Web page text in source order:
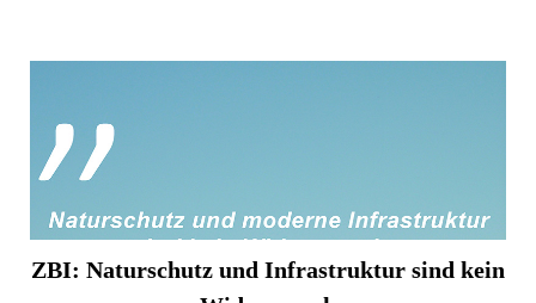
ZBI: Naturschutz und Infrastruktur sind kein